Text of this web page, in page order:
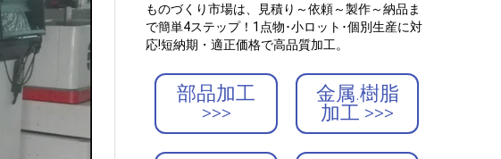
ものづくり市場は、見積り～依頼～製作～納品ま
で簡単4ステップ！1点物･小ロット･個別生産に対
応!短納期・適正価格で高品質加工。
部品加工
>>>
金属.樹脂
加工 >>>